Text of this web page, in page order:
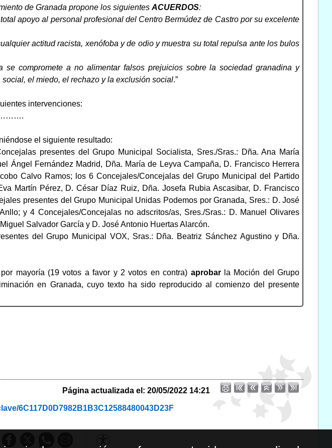
de Granada propone los siguientes ACUERDOS:
apoyo al personal profesional del Centro Bermúdez de Castro por su excelente
actitud racista, xenófoba y de odio y muestra su total repulsa ante los bulos
se compromete a no alimentar falsos prejuicios sobre la sociedad granadina y
el miedo, el rechazo y la exclusión social.”
intervenciones:
el siguiente resultado:
presentes del Grupo Municipal Socialista, Sres./Sras.: Dña. Ana María
Ángel Fernández Madrid, Dña. María de Leyva Campaña, D. Francisco Herrera
Calvo Ramos; los 6 Concejales/Concejalas del Grupo Municipal del Partido
Martín Pérez, D. César Díaz Ruiz, Dña. Josefa Rubia Ascasibar, D. Francisco
presentes del Grupo Municipal Unidas Podemos por Granada, Sres.: D. José
y 4 Concejales/Concejalas no adscritos/as, Sres./Sras.: D. Manuel Olivares
Salvador García y D. José Antonio Huertas Alarcón.
del Grupo Municipal VOX, Sras.: Dña. Beatriz Sánchez Agustino y Dña.
mayoría (19 votos a favor y 2 votos en contra) aprobarla Moción del Grupo
en Granada, cuyo texto ha sido reproducido al comienzo del presente
Página actualizada el: 20/05/2022 14:21
6C117D0D7982B1B3C12588480043D23F